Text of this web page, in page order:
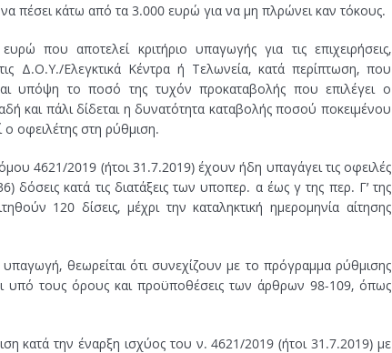
πέσει κάτω από τα 3.000 ευρώ για να μη πλρώνει καν τόκους.
που αποτελεί κριτήριο υπαγωγής για τις επιχειρήσεις,
Δ.Ο.Υ./Ελεγκτικά Κέντρα ή Τελωνεία, κατά περίπτωση, που
υπόψη το ποσό της τυχόν προκαταβολής που επιλέγει ο
πάλι δίδεται η δυνατότητα καταβολής ποσού ποκειμένου
οφειλέτης στη ρύθμιση.
4621/2019 (ήτοι 31.7.2019) έχουν ήδη υπαγάγει τις οφειλές
δόσεις κατά τις διατάξεις των υποπερ. α έως γ της περ. Γ’ της
120 δίσεις, μέχρι την καταληκτική ημερομηνία αίτησης
θεωρείται ότι συνεχίζουν με το πρόγραμμα ρύθμισης
υπό τους όρους και προϋποθέσεις των άρθρων 98-109, όπως
κατά την έναρξη ισχύος του ν. 4621/2019 (ήτοι 31.7.2019) με